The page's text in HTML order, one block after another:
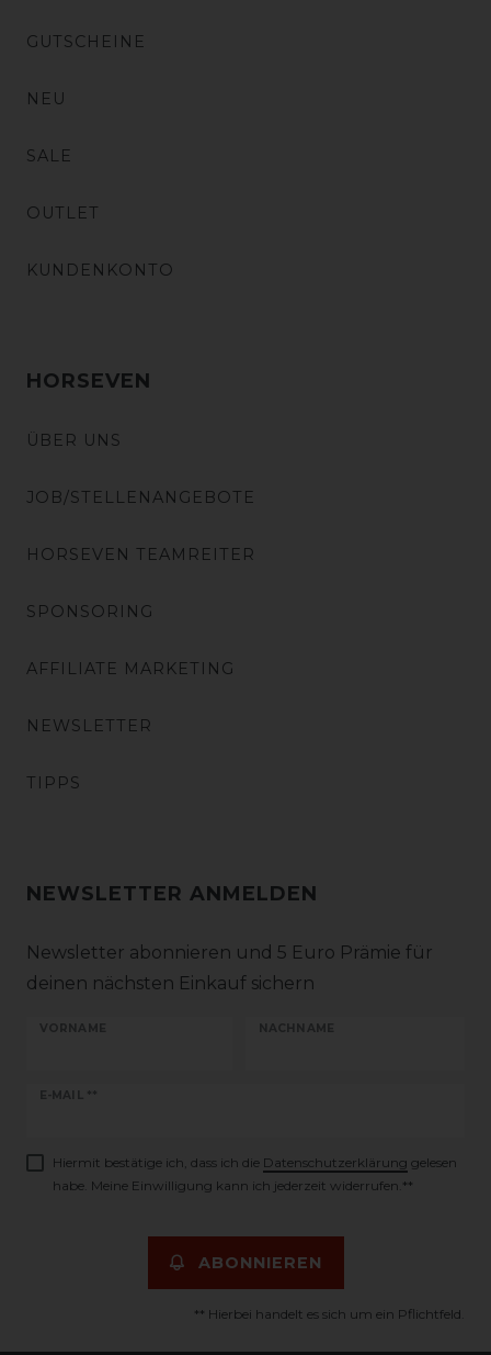
GUTSCHEINE
NEU
SALE
OUTLET
KUNDENKONTO
HORSEVEN
ÜBER UNS
JOB/STELLENANGEBOTE
HORSEVEN TEAMREITER
SPONSORING
AFFILIATE MARKETING
NEWSLETTER
TIPPS
NEWSLETTER ANMELDEN
Newsletter abonnieren und 5 Euro Prämie für
deinen nächsten Einkauf sichern
VORNAME NACHNAME
E-MAIL **
Newsletter
Hiermit bestätige ich, dass ich die Daten­schutz­erklärung gelesen
habe. Meine Einwilligung kann ich jederzeit widerrufen.**
ABONNIEREN
** Hierbei handelt es sich um ein Pflichtfeld.